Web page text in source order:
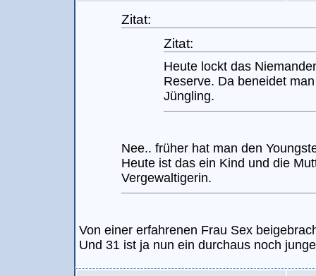
Zitat:
Zitat:
Heute lockt das
Reserve. Da beneidet
Jüngling.
Nee.. früher hat man den
Heute ist das ein Kind und die
Vergewaltigerin.
Von einer erfahrenen Frau Sex
Und 31 ist ja nun ein durchaus noch